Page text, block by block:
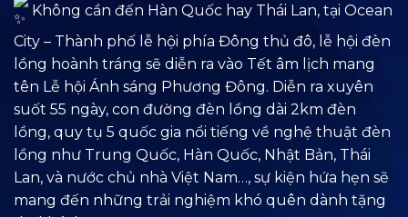
Không cần đến Hàn Quốc hay Thái Lan, tại Ocean
City – Thành phố lễ hội phía Đông thủ đô, lễ hội đèn
lồng hoành tráng sẽ diễn ra vào Tết âm lịch mang
tên Lễ hội Ánh sáng Phương Đông. Diễn ra xuyên
suốt 55 ngày, con đường đèn lồng dài 2km đèn
lồng, quy tụ 5 quốc gia nổi tiếng về nghệ thuật đèn
lồng như Trung Quốc, Hàn Quốc, Nhật Bản, Thái
Lan, và nước chủ nhà Việt Nam…, sự kiện hứa hẹn sẽ
mang đến những trải nghiệm khó quên dành tặng